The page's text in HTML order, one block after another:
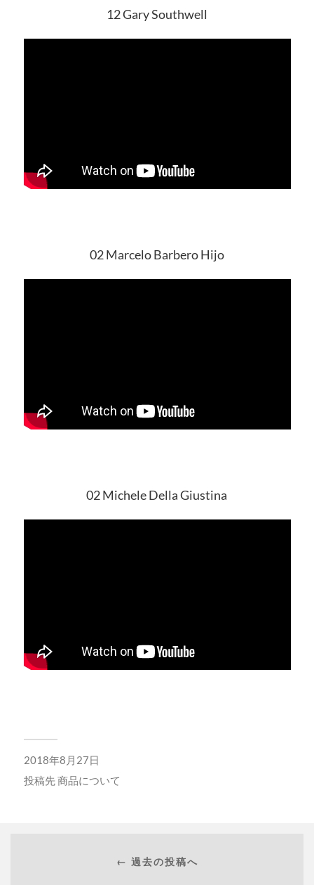
12 Gary Southwell
02 Marcelo Barbero Hijo
02 Michele Della Giustina
2018年8月27日
投稿先商品について
← 過去の投稿へ